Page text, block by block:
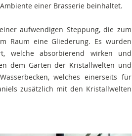
einer Brasserie beinhaltet.
aufwendigen Steppung, die zum
Raum eine Gliederung. Es wurden
welche absorbierend wirken und
dem Garten der Kristallwelten und
welches einerseits für
zusätzlich mit den Kristallwelten